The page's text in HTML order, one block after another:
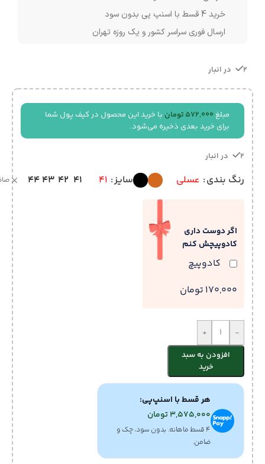
خرید 4 قسط با اسنپ پی بدون سود
ارسال فوری سراسر کشور و یک روزه تهران
2 در انبار
مبلغ 572,000 تومان با خرید این محصول در کیف پول شما
برای خرید بعدی ذخیره می‌شود.
2 در انبار
رنگ بندی عسلی سایز 41
41
42
43
44
اگر دوست داری
کادوپیچش کنم
کادوپیچ
170,000 تومان
-
+
افزودن به سبد
خرید
هر قسط با اسنپ‌پی:
3,575,000تومان
۴ قسط ماهانه. بدون سود، چک و
ضامن.